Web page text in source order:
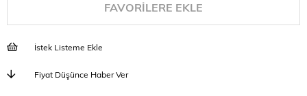
FAVORILERE EKLE
İstek Listeme Ekle
Fiyat Düşünce Haber Ver